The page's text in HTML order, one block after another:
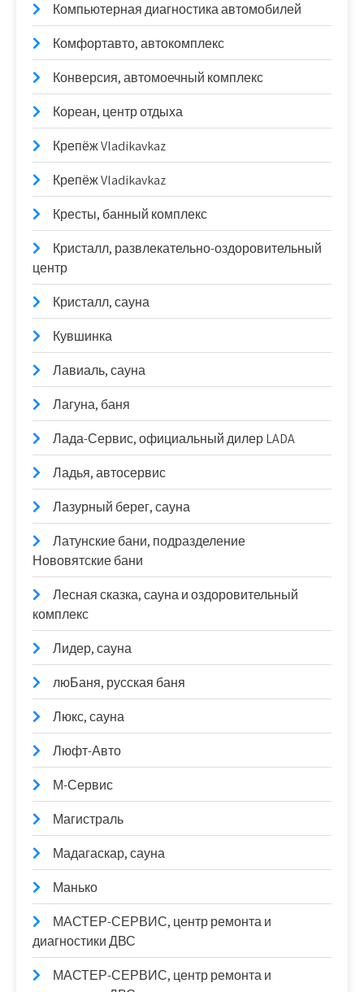
Компьютерная диагностика автомобилей
Комфортавто, автокомплекс
Конверсия, автомоечный комплекс
Кореан, центр отдыха
Крепёж Vladikavkaz
Крепёж Vladikavkaz
Кресты, банный комплекс
Кристалл, развлекательно-оздоровительный
центр
Кристалл, сауна
Кувшинка
Лавиаль, сауна
Лагуна, баня
Лада-Сервис, официальный дилер LADA
Ладья, автосервис
Лазурный берег, сауна
Латунские бани, подразделение
Нововятские бани
Лесная сказка, сауна и оздоровительный
комплекс
Лидер, сауна
люБаня, русская баня
Люкс, сауна
Люфт-Авто
М-Сервис
Магистраль
Мадагаскар, сауна
Манько
МАСТЕР-СЕРВИС, центр ремонта и
диагностики ДВС
МАСТЕР-СЕРВИС, центр ремонта и